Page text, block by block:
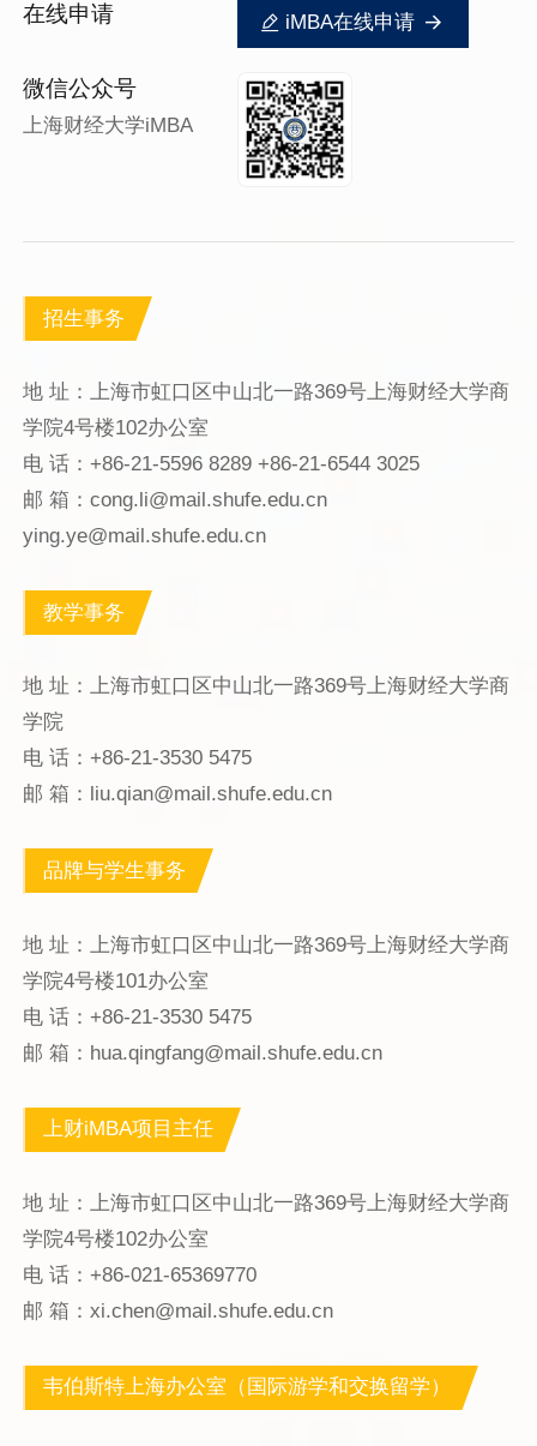
在线申请 iMBA在线申请
微信公众号
上海财经大学iMBA
招生事务
地 址：上海市虹口区中山北一路369号上海财经大学商
学院4号楼102办公室
电 话：+86-21-5596 8289 +86-21-6544 3025
邮 箱：cong.li@mail.shufe.edu.cn
ying.ye@mail.shufe.edu.cn
教学事务
地 址：上海市虹口区中山北一路369号上海财经大学商
学院
电 话：+86-21-3530 5475
邮 箱：liu.qian@mail.shufe.edu.cn
品牌与学生事务
地 址：上海市虹口区中山北一路369号上海财经大学商
学院4号楼101办公室
电 话：+86-21-3530 5475
邮 箱：hua.qingfang@mail.shufe.edu.cn
上财iMBA项目主任
地 址：上海市虹口区中山北一路369号上海财经大学商
学院4号楼102办公室
电 话：+86-021-65369770
邮 箱：xi.chen@mail.shufe.edu.cn
韦伯斯特上海办公室（国际游学和交换留学）